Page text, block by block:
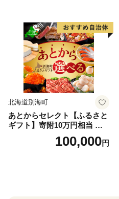
北海道別海町
あとからセレクト【ふるさと
ギフト】寄附10万円相当 あ
とから選べる！ ギフト いく
ら ほたて 海鮮 牛肉 別海町
100,000円